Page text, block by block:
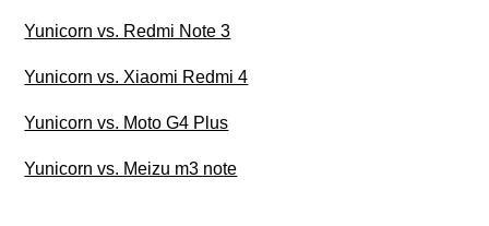
Yunicorn vs. Redmi Note 3
Yunicorn vs. Xiaomi Redmi 4
Yunicorn vs. Moto G4 Plus
Yunicorn vs. Meizu m3 note